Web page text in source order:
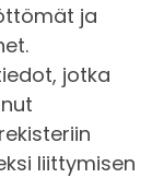
ja
jotka
liittymisen